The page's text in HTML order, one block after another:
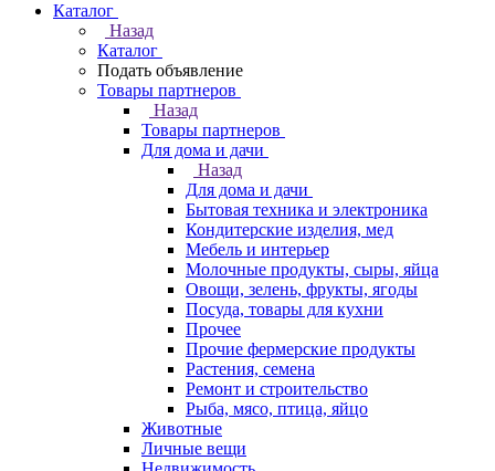
Каталог
Назад
Каталог
Подать объявление
Товары партнеров
Назад
Товары партнеров
Для дома и дачи
Назад
Для дома и дачи
Бытовая техника и электроника
Кондитерские изделия, мед
Мебель и интерьер
Молочные продукты, сыры, яйца
Овощи, зелень, фрукты, ягоды
Посуда, товары для кухни
Прочее
Прочие фермерские продукты
Растения, семена
Ремонт и строительство
Рыба, мясо, птица, яйцо
Животные
Личные вещи